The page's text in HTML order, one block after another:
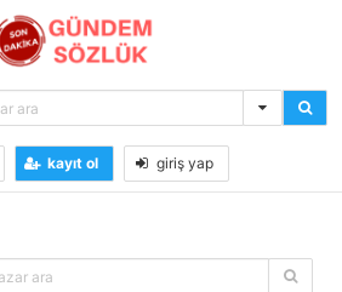
kayıt ol giriş yap